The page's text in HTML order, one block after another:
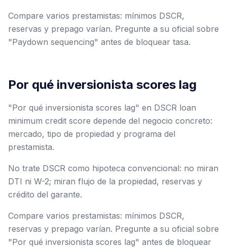
Compare varios prestamistas: mínimos DSCR,
reservas y prepago varían. Pregunte a su oficial sobre
"Paydown sequencing" antes de bloquear tasa.
Por qué inversionista scores lag
"Por qué inversionista scores lag" en DSCR loan
minimum credit score depende del negocio concreto:
mercado, tipo de propiedad y programa del
prestamista.
No trate DSCR como hipoteca convencional: no miran
DTI ni W-2; miran flujo de la propiedad, reservas y
crédito del garante.
Compare varios prestamistas: mínimos DSCR,
reservas y prepago varían. Pregunte a su oficial sobre
"Por qué inversionista scores lag" antes de bloquear